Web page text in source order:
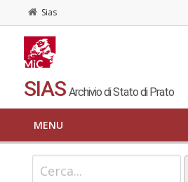
Sias
SIAS Archivio di Stato di Prato
MENU